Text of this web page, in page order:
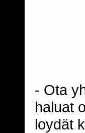
- Ota
haluat
loydät